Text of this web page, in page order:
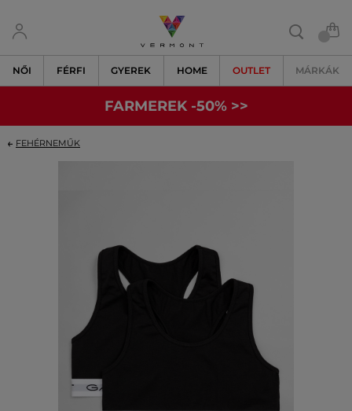
NŐI FÉRFI GYEREK HOME OUTLET MÁRKÁK
FARMEREK -50% >>
FEHÉRNEMŰK